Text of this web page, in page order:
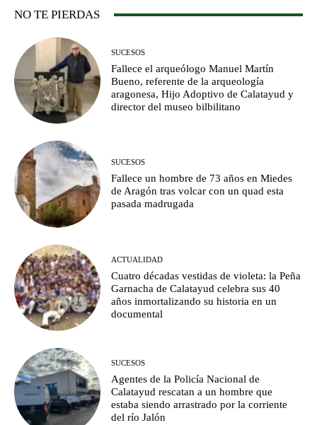
NO TE PIERDAS
SUCESOS
Fallece el arqueólogo Manuel Martín
Bueno, referente de la arqueología
aragonesa, Hijo Adoptivo de Calatayud y
director del museo bilbilitano
SUCESOS
Fallece un hombre de 73 años en Miedes
de Aragón tras volcar con un quad esta
pasada madrugada
ACTUALIDAD
Cuatro décadas vestidas de violeta: la Peña
Garnacha de Calatayud celebra sus 40
años inmortalizando su historia en un
documental
SUCESOS
Agentes de la Policía Nacional de
Calatayud rescatan a un hombre que
estaba siendo arrastrado por la corriente
del río Jalón